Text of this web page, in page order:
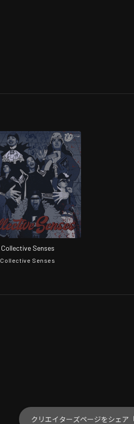
Collective Senses
Collective Senses
クリエイターズページをシェア